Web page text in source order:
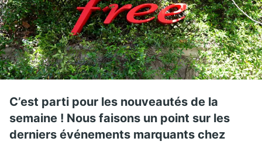
C’est parti pour les nouveautés de la
semaine ! Nous faisons un point sur les
derniers événements marquants chez